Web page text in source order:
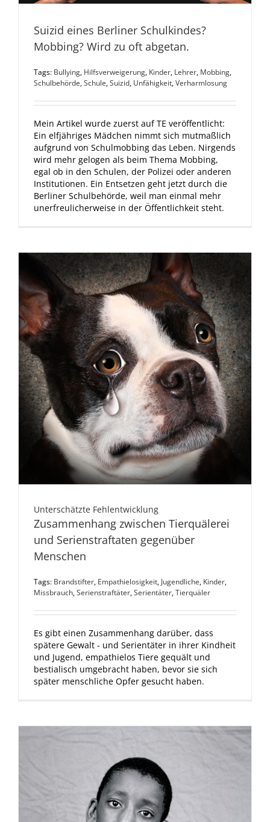
Suizid eines Berliner Schulkindes?
Mobbing? Wird zu oft abgetan.
Tags: Bullying, Hilfsverweigerung, Kinder, Lehrer, Mobbing,
Schulbehörde,Schule,Suizid, Unfähigkeit,Verharmlosung
Mein Artikel wurde zuerst auf TE veröffentlicht:
Ein elfjähriges Mädchen nimmt sich mutmaßlich
aufgrund von Schulmobbing das Leben. Nirgends
wird mehr gelogen als beim Thema Mobbing,
egal ob in den Schulen, der Polizei oder anderen
Institutionen. Ein Entsetzen geht jetzt durch die
Berliner Schulbehörde, weil man einmal mehr
unerfreulicherweise in der Öffentlichkeit steht.
Unterschätzte Fehlentwicklung
Zusammenhang zwischen Tierquälerei
und Serienstraftaten gegenüber
Menschen
Tags: Brandstifter, Empathielosigkeit, Jugendliche, Kinder,
Missbrauch,Serienstraftäter,Serientäter,Tierquäler
Es gibt einen Zusammenhang darüber, dass
spätere Gewalt - und Serientäter in ihrer Kindheit
und Jugend, empathielos Tiere gequält und
bestialisch umgebracht haben, bevor sie sich
später menschliche Opfer gesucht haben.